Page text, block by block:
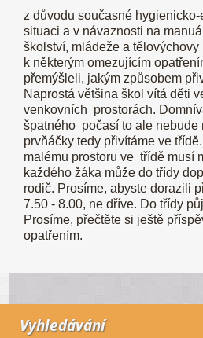
z důvodu současné
situaci a v návaznosti na
školství, mládeže a
k některým omezujícím
přemýšleli, jakým způsobem
Naprostá většina škol vítá děti
venkovních prostorách.
špatného počasí to ale nebude
prvňáčky tedy přivítáme ve
malému prostoru ve třídě musí
každého žáka může do třídy
rodič. Prosíme, abyste dorazili
7.50 - 8.00, ne dříve. Do třídy
Prosíme, přečtěte si ještě
opatřením.
Vyhledávání